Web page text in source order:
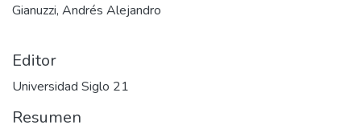
Gianuzzi, Andrés Alejandro
Editor
Universidad Siglo 21
Resumen